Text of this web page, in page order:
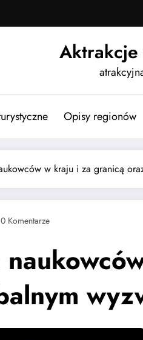
Aktrakcje
Opisy regionów
w kraju i za granicą
0 Komentarze